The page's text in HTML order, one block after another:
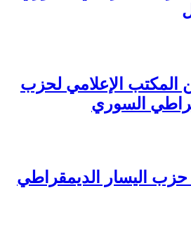
المكتب الإعلامي لحزب
السوري
حزب اليسار الديمقراطي